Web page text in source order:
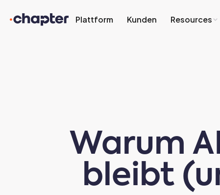
Plattform Kunden Resources
Warum
bleibt